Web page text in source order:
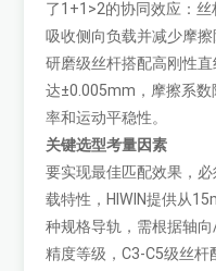
了1+1>2的协同效应：
吸收侧向负载并减少摩
研磨级丝杆搭配高刚性
达±0.005mm，摩擦系数
率和运动平稳性。
关键选型考量因素
要实现最佳匹配效果，
载特性，HIWIN提供从
种规格导轨，需根据轴
精度等级，C3-C5级丝杆